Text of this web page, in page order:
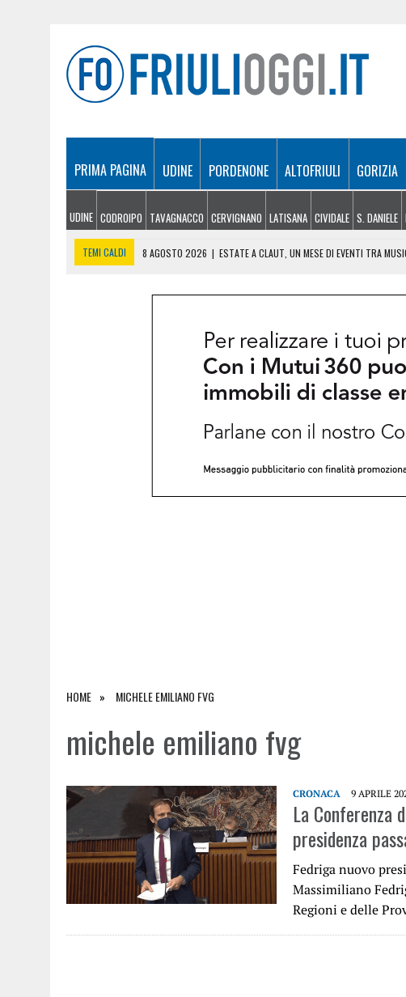
PRIMA PAGINA UDINE PORDENONE ALTOFRIULI GORIZIA
UDINE CODROIPO TAVAGNACCO CERVIGNANO LATISANA CIVIDALE S. DANIELE
TEMI CALDI 8 AGOSTO 2026 | ESTATE A CLAUT, UN MESE DI EVENTI TRA
IL BANCHETTO DELLA LIMONATA PER COMPRARSI IL CIAO,
CARO ENERGIA, NUOVA STANGATA SULLE IMPRESE FVG: IN
HOME MICHELE EMILIANO FVG
michele emiliano fvg
CRONACA 9 APRILE
La Conferenza
presidenza
Fedriga nuovo
Massimiliano
Regioni e delle